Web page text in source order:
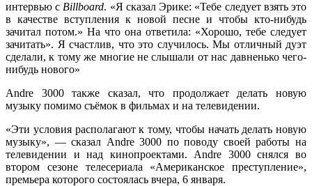
интервью с Billboard. «Я сказалЭрике: «Тебе следует взять это
в качестве вступления к новой песне и чтобы кто-нибудь
зачитал потом.» На что она ответила: «Хорошо, тебе следует
зачитать». Я счастлив, что это случилось. Мы отличный дуэт
сделали, к тому же многие не слышали от нас давненько чего-
нибудь нового»
Andre 3000также сказал, что продолжает делать новую
музыку помимо съёмок в фильмах и на телевидении.
«Эти условия располагают к тому, чтобы начать делать новую
музыку», — сказал Andre 3000 по поводу своей работы на
телевидении и над кинопроектами. Andre 3000снялся во
втором сезоне телесериала «Американское преступление»,
премьера которого состоялась вчера, 6 января.